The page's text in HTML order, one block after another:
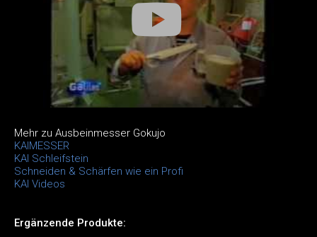
Mehr zu Ausbeinmesser Gokujo
KAIMESSER
KAI Schleifstein
Schneiden & Schärfen wie ein Profi
KAI Videos
Ergänzende Produkte: